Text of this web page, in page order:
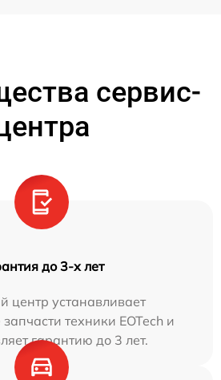
сервис-
до 3-х лет
центр устанавливает
техники EOTech и
гарантию до 3 лет.